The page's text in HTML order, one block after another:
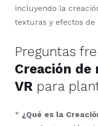
incluyendo la
texturas y efectos de
Preguntas
Creación
VR para
* ¿Qué es la